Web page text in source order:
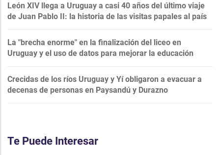
León XIV llega a Uruguay a casi 40 años del último viaje
de Juan Pablo II: la historia de las visitas papales al país
La "brecha enorme" en la finalización del liceo en
Uruguay y el uso de datos para mejorar la educación
Crecidas de los ríos Uruguay y Yí obligaron a evacuar a
decenas de personas en Paysandú y Durazno
Te Puede Interesar